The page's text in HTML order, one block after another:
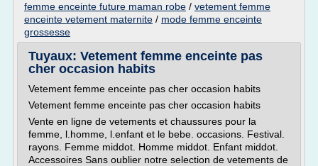
femme enceinte future maman robe / vetement femme
enceinte vetement maternite / mode femme enceinte
grossesse
Tuyaux: Vetement femme enceinte pas
cher occasion habits
Vetement femme enceinte pas cher occasion habits
Vetement femme enceinte pas cher occasion habits
Vente en ligne de vetements et chaussures pour la
femme, l.homme, l.enfant et le bebe. occasions. Festival.
rayons. Femme middot. Homme middot. Enfant middot.
Accessoires Sans oublier notre selection de vetements de